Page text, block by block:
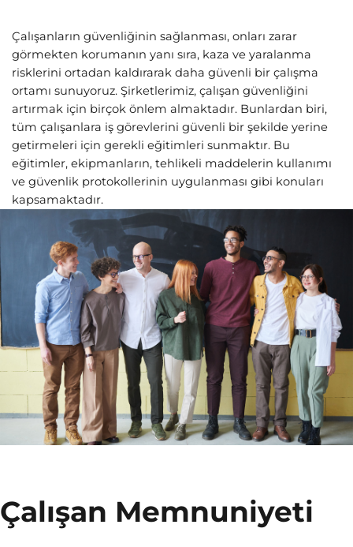
Çalışanların güvenliğinin sağlanması, onları zarar
görmekten korumanın yanı sıra, kaza ve yaralanma
risklerini ortadan kaldırarak daha güvenli bir çalışma
ortamı sunuyoruz. Şirketlerimiz, çalışan güvenliğini
artırmak için birçok önlem almaktadır. Bunlardan biri,
tüm çalışanlara iş görevlerini güvenli bir şekilde yerine
getirmeleri için gerekli eğitimleri sunmaktır. Bu
eğitimler, ekipmanların, tehlikeli maddelerin kullanımı
ve güvenlik protokollerinin uygulanması gibi konuları
kapsamaktadır.
Çalışan Memnuniyeti